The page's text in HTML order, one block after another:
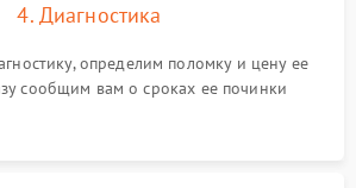
4. Диагностика
определим поломку и цену ее
сообщим вам о сроках ее починки